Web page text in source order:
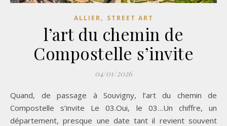
ALLIER, STREET ART
l’art du chemin de
Compostelle s’invite
04/01/2026
Quand, de passage à Souvigny, l’art du chemin de
Compostelle s’invite Le 03.Oui, le 03…Un chiffre, un
département, presque une date tant il revient souvent